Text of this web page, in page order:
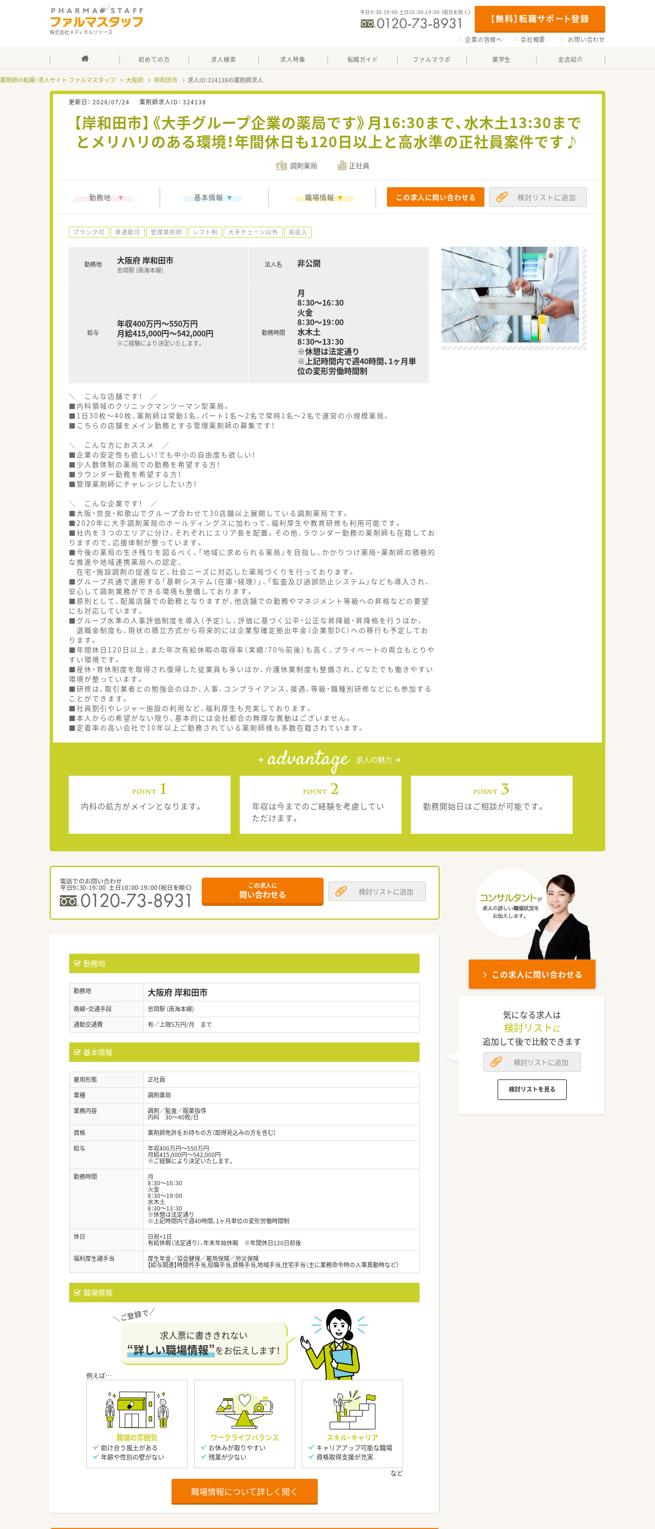
株式会社メディカルリソース
【無料】転職サポート登録
平日9：30-19：00 土日10：00-19：00 （祝日を除く）
企業の皆様へ 会社概要 お問い合わせ
初めての方 求人検索 求人特集 転職ガイド ファルマラボ 薬学生 支店紹介
薬剤師の転職・求人サイト ファルマスタッフ 大阪府 岸和田市 求人ID：324138の薬剤師求人
更新日： 2026/07/24 薬剤師求人ID： 324138
【岸和田市】《大手グループ企業の薬局です》月16:30まで、水木土13:30まで
とメリハリのある環境！年間休日も120日以上と高水準の正社員案件です♪
調剤薬局 正社員
勤務地 基本情報 職場情報 この求人に問い合わせる 検討リストに追加
ブランク可 車通勤可 管理薬剤師 シフト制 大手チェーン以外 高収入
勤務地 大阪府 岸和田市
忠岡駅 (南海本線)
給与
年収400万円～550万円
月給415,000円～542,000円
※ご経験により決定いたします。
法人名 非公開
勤務時間
月
8：30～16：30
火金
8：30～19：00
水木土
8：30～13：30
※休憩は法定通り
※上記時間内で週40時間、1ヶ月単
位の変形労働時間制
＼ こんな店舗です！ ／
■内科領域のクリニックマンツーマン型薬局。
■1日30枚～40枚、薬剤師は常勤1名、パート1名～2名で常時1名～2名で運営の小規模薬局。
■こちらの店舗をメイン勤務とする管理薬剤師の募集です！
＼ こんな方におススメ ／
■企業の安定性も欲しい！でも中小の自由度も欲しい！
■少人数体制の薬局での勤務を希望する方！
■ラウンダー勤務を希望する方！
■管理薬剤師にチャレンジしたい方！
＼ こんな企業です！ ／
■大阪・奈良・和歌山でグループ合わせて30店舗以上展開している調剤薬局です。
■2020年に大手調剤薬局のホールディングスに加わって、福利厚生や教育研修も利用可能です。
■社内を３つのエリアに分け、それぞれにエリア長を配置。その他、ラウンダー勤務の薬剤師も在籍してお
りますので、応援体制が整っています。
■今後の薬局の生き残りを図るべく、「地域に求められる薬局」を目指し、かかりつけ薬局・薬剤師の積極的
な推進や地域連携薬局への認定、
在宅・施設調剤の促進など、社会ニーズに対応した薬局づくりを行っております。
■グループ共通で運用する「基幹システム（在庫・経理）」、「監査及び過誤防止システム」なども導入され、
安心して調剤業務ができる環境も整備しております。
■原則として、配属店舗での勤務となりますが、他店舗での勤務やマネジメント等級への昇格などの要望
にも対応しています。
■グループ水準の人事評価制度を導入（予定）し、評価に基づく公平・公正な昇降級・昇降格を行うほか、
退職金制度も、現状の積立方式から将来的には企業型確定拠出年金（企業型DC）への移行も予定してお
ります。
■年間休日120日以上、また年次有給休暇の取得率（実績：70％前後）も高く、プライベートの両立もとりや
すい環境です。
■産休・育休制度を取得され復帰した従業員も多いほか、介護休業制度も整備され、どなたでも働きやすい
環境が整っています。
■研修は、取引業者との勉強会のほか、人事、コンプライアンス、接遇、等級・職種別研修などにも参加する
ことができます。
■社員割引やレジャー施設の利用など、福利厚生も充実しております。
■本人からの希望がない限り、基本的には会社都合の無理な異動はございません。
■定着率の高い会社で10年以上ご勤務されている薬剤師様も多数在籍されています。
advantage 求人の魅力
内科の処方がメインとなります。
年収は今までのご経験を考慮してい
ただけます。
勤務開始日はご相談が可能です。
この求人に
問い合わせる 検討リストに追加
勤務地
勤務地 大阪府 岸和田市
路線・交通手段
忠岡駅 (南海本線)
通勤交通費
有／上限5万円/月 まで
基本情報
雇用形態
正社員
業種
調剤薬局
業務内容
調剤／監査／服薬指導
内科 30～40枚/日
資格
薬剤師免許をお持ちの方（取得見込みの方を含む）
給与
年収400万円～550万円
月給415,000円～542,000円
※ご経験により決定いたします。
勤務時間
月
8：30～16：30
火金
8：30～19：00
水木土
8：30～13：30
※休憩は法定通り
※上記時間内で週40時間、1ヶ月単位の変形労働時間制
休日
日祝+1日
有給休暇（法定通り）、年末年始休暇 ※年間休日120日前後
福利厚生諸手当
厚生年金／協会健保／雇用保険／労災保険
【給与関連】時間外手当,役職手当,資格手当,地域手当,住宅手当（主に業務命令時の人事異動時など）
職場情報
求人票に書ききれない
“詳しい職場情報”をお伝えします！
職場の雰囲気
助け合う風土がある
年齢や性別の壁がない
ワークライフバランス
お休みが取りやすい
残業が少ない
スキル・キャリア
キャリアアップ可能な職場
資格取得支援が充実
職場情報について詳しく聞く
この求人に問い合わせる
気になる求人は
検討リスト に
追加して後で比較できます
検討リストに追加
検討リストを見る